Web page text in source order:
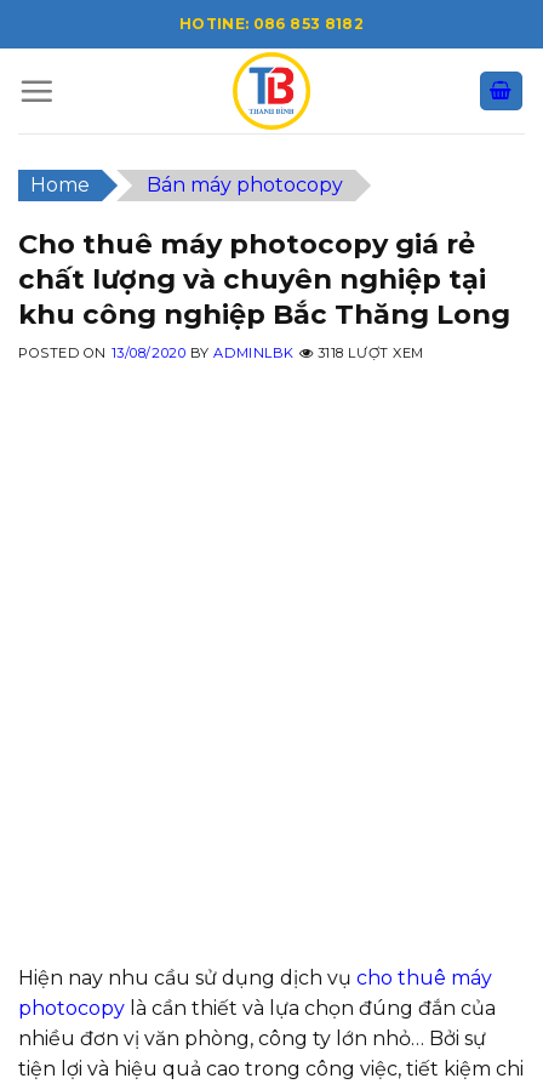
to
content
HOTINE: 086 853 8182
Home Bán máy photocopy
Cho thuê máy photocopy giá rẻ
chất lượng và chuyên nghiệp tại
khu công nghiệp Bắc Thăng Long
POSTED ON 13/08/2020 BYADMINLBK 3118 LƯỢT XEM
Hiện nay nhu cầu sử dụng dịch vụ cho thuê máy
photocopy là cần thiết và lựa chọn đúng đắn của
nhiều đơn vị văn phòng, công ty lớn nhỏ… Bởi sự
tiện lợi và hiệu quả cao trong công việc, tiết kiệm chi